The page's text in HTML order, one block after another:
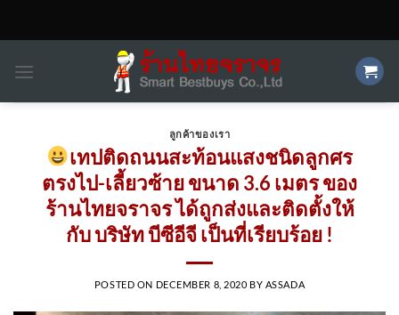
ลูกค้าของเรา
เทปติดถนนสะท้อนแสงชนิดลูกศร
ตรงไป-เลี้ยวซ้าย ขนาด 3.6 เมตร ของ
ร้านไทยจราจร ได้ถูกส่งและติดตั้งให้
กับ บริษัท บีซีอีจี เป็นที่เรียบร้อย !
POSTED ON DECEMBER 8, 2020 BY ASSADA